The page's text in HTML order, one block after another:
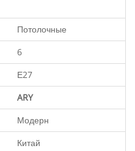
Потолочные
6
Е27
ARY
Модерн
Китай